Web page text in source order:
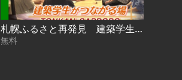
札幌ふるさと再発見 建築学生がつながる場～TONKAN SAPPORO～2026年8月1日放送
無料